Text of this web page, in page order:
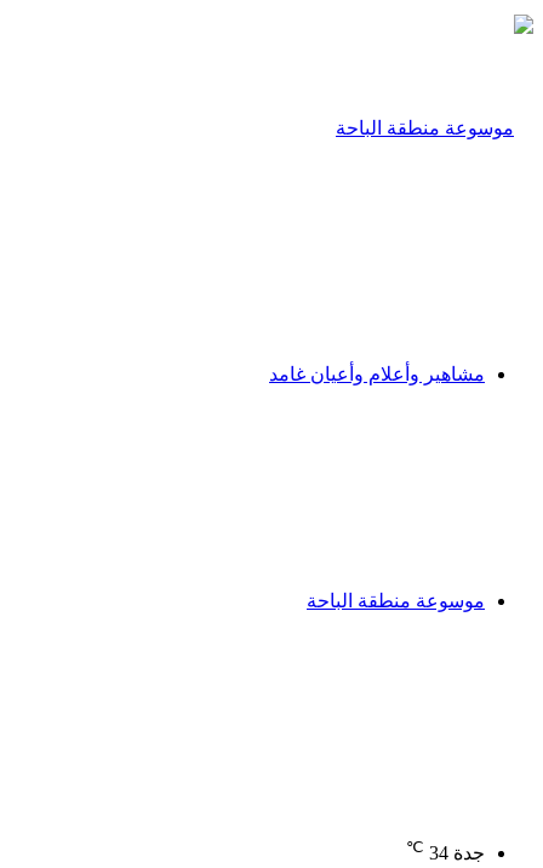
مشاهير وأعلام وأعيان غامد
موسوعة منطقة الباحة
جدة 34
℃